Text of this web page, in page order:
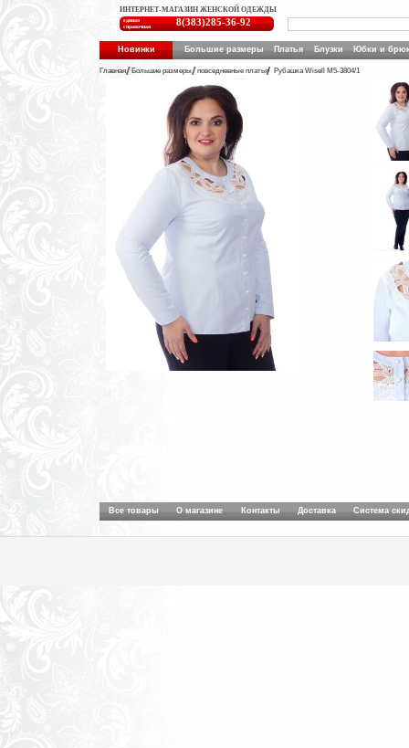
ИНТЕРНЕТ-МАГАЗИН ЖЕНСКОЙ ОДЕЖДЫ
единая
справочная
8(383)285-36-92
Новинки Большие размеры Платья Блузки Юбки и
Главная Большие размеры повседневные платья Рубашка Wisell М5-3804/1
Все товары О магазине Контакты Доставка Система